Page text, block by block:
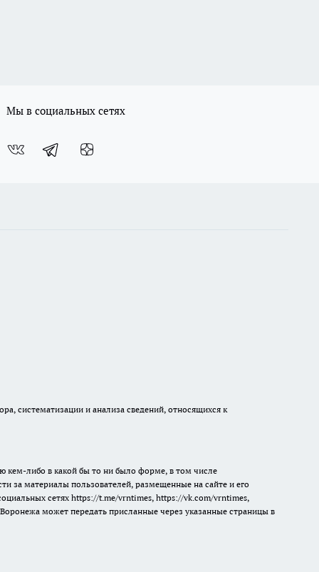
Мы в социальных сетях
систематизации и анализа сведений, относящихся к
кем-либо в какой бы то ни было форме, в том числе
за материалы пользователей, размещенные на сайте и его
сетях https://t.me/vrntimes, https://vk.com/vrntimes,
может передать присланные через указанные страницы в